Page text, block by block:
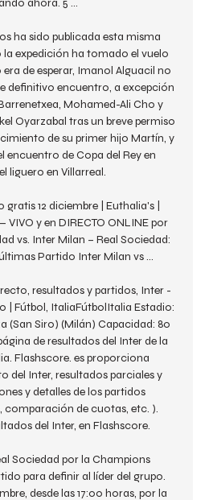
ahora. 5 ...
ha sido publicada esta misma
expedición ha tomado el vuelo
de esperar, Imanol Alguacil no
definitivo encuentro, a excepción
Mohamed-Ali Cho y
Oyarzabal tras un breve permiso
de su primer hijo Martín, y
encuentro de Copa del Rey en
liguero en Villarreal.
12 diciembre | Euthalia's |
y en DIRECTO ONLINE por
vs. Inter Milan – Real Sociedad:
Partido Inter Milan vs ...
resultados y partidos, Inter -
| Fútbol, ItaliaFútbolItalia Estadio:
(San Siro) (Milán) Capacidad: 80
de resultados del Inter de la
Flashscore. es proporciona
del Inter, resultados parciales y
y detalles de los partidos
comparación de cuotas, etc. ).
del Inter, en Flashscore.
Sociedad por la Champions
para definir al líder del grupo.
desde las 17:00 horas, por la